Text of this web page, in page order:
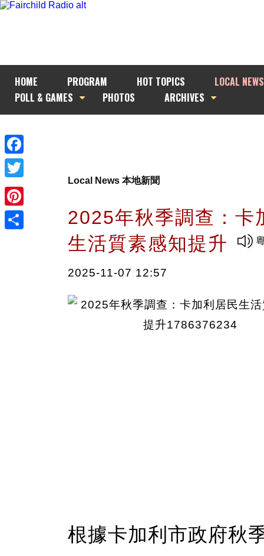
HOME PROGRAM HOT TOPICS
LOCAL NEWS
POLL & GAMES
PHOTOS ARCHIVES
Facebook
Twitter
Pinterest
Local News 本地新聞
2025年秋季調查：卡
生活質素感知提升
2025-11-07 12:57
根據卡加利市政府秋